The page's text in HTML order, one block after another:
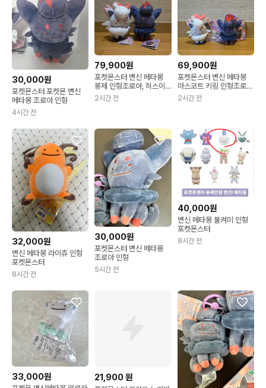
30,000원
포켓몬스터 포켓몬 변신
메타몽 조로아 인형
4시간 전
79,900원
포켓몬스터 변신 메타몽
봉제 인형조로아, 히스이
조로아 세트
2시간 전
69,900원
포켓몬스터 변신 메타몽
마스코트 키링 인형조로
아, 히스이조로아 세트
2시간 전
32,000원
변신 메타몽 라이츄 인형
포켓몬스터
8시간 전
30,000원
포켓몬스터 변신 메타몽
조로아 인형
5시간 전
40,000원
변신 메타몽 불켜미 인형
포켓몬스터
8시간 전
33,000원 21,900원